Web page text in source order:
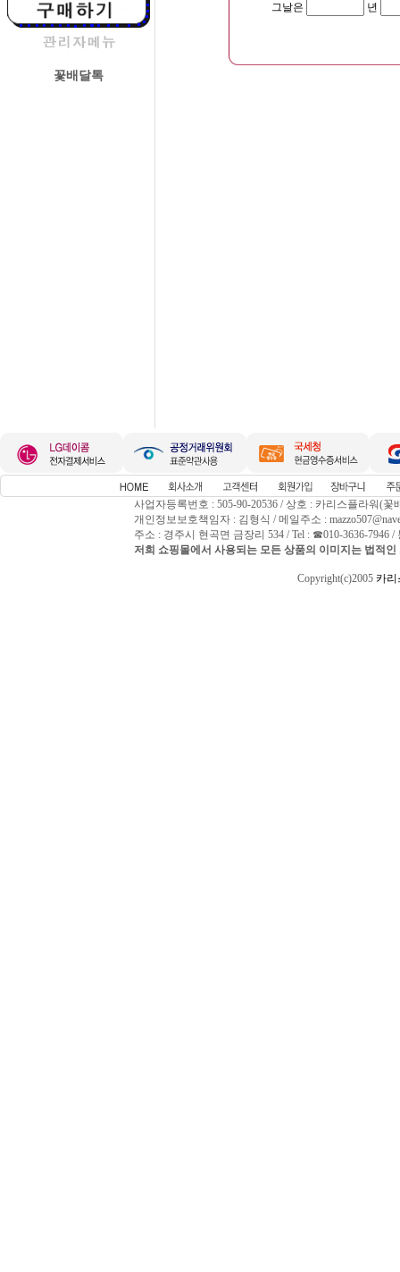
꽃배달톡
그날은 년
사업자등록번호 : 505-90-20536 / 상호 : 카리스플라워(꽃
개인정보보호책임자 : 김형식 / 메일주소 :
주소 : 경주시 현곡면 금장리 534 / Tel : ☎010-3636-7946
저희 쇼핑몰에서 사용되는 모든 상품의 이미지는 법적
Copyright(c)2005 카리